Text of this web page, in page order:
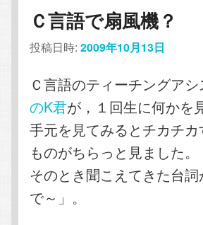
コ
ン
テ
ン
ツ
へ
ン
テ
ン
ツ
へ
移
Ｃ言語で扇風機？
投稿日時:2009年10月13日
Ｃ言語のティーチングア
のK君が，１回生に何かを
手元を見てみるとチカチ
ものがちらっと見ました。
そのとき聞こえてきた台
で～」。